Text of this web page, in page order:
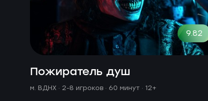
9.82
Пожиратель душ
м. ВДНХ · 2-8 игроков · 60 минут · 12+